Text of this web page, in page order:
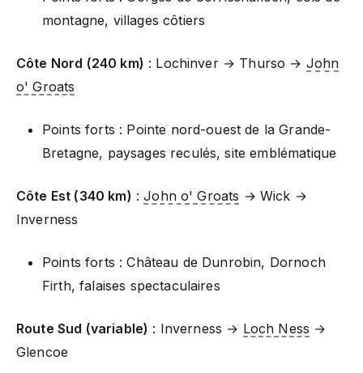
montagne, villages côtiers
Côte Nord (240 km) : Lochinver → Thurso → John
o' Groats
Points forts : Pointe nord-ouest de la Grande-
Bretagne, paysages reculés, site emblématique
Côte Est (340 km) :John o' Groats → Wick →
Inverness
Points forts : Château de Dunrobin, Dornoch
Firth, falaises spectaculaires
Route Sud (variable) : Inverness → Loch Ness →
Glencoe